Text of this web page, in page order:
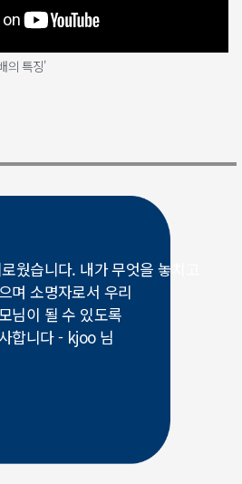
의 특징'
웠습니다. 내가 무엇을 놓치고
며 소명자로서 우리
님이 될 수 있도록
합니다 - kjoo 님